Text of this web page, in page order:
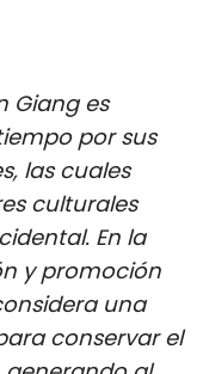
AMBIENTE
Giang es
por sus
las cuales
culturales
En la
y promoción
una
conservar el